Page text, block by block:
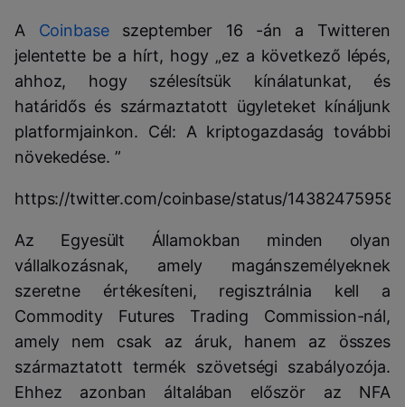
A Coinbaseszeptember 16 -án a Twitteren
jelentette be a hírt, hogy „ez a következő lépés,
ahhoz, hogy szélesítsük kínálatunkat, és
határidős és származtatott ügyleteket kínáljunk
platformjainkon. Cél: A kriptogazdaság további
növekedése. ”
https://twitter.com/coinbase/status/
Az Egyesült Államokban minden olyan
vállalkozásnak, amely magánszemélyeknek
szeretne értékesíteni, regisztrálnia kell a
Commodity Futures Trading Commission-nál,
amely nem csak az áruk, hanem az összes
származtatott termék szövetségi szabályozója.
Ehhez azonban általában először az NFA